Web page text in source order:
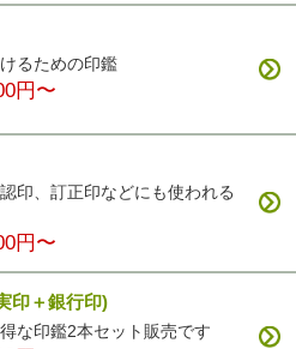
るための印鑑
円〜
印、訂正印などにも使われる
円〜
印＋銀行印)
な印鑑2本セット販売です